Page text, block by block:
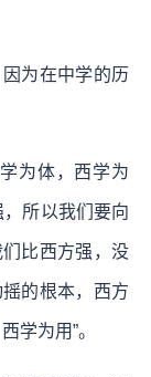
为在中学的历
为体，西学为
所以我们要向
比西方强，没
的根本，西方
学为用”。